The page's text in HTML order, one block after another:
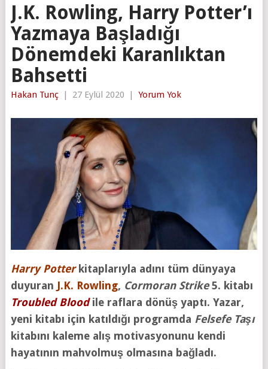
J.K. Rowling, Harry Potter’ı
Yazmaya Başladığı
Dönemdeki Karanlıktan
Bahsetti
Hakan Tunç | 27 Eylül 2020 | Yorum Yok
Harry Potterkitaplarıyla adını tüm dünyaya
duyuran J.K. Rowling, Cormoran Strike5. kitabı
Troubled Bloodile raflara dönüş yaptı. Yazar,
yeni kitabı için katıldığı programda Felsefe Taşı
kitabını kaleme alış motivasyonunu kendi
hayatının mahvolmuş olmasına bağladı.